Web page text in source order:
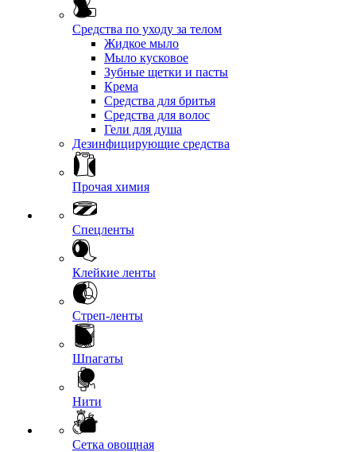
Средства по уходу за телом
Жидкое мыло
Мыло кусковое
Зубные щетки и пасты
Крема
Средства для бритья
Средства для волос
Гели для душа
Дезинфицирующие средства
Прочая химия
Спецленты
Клейкие ленты
Стреп-ленты
Шпагаты
Нити
Сетка овощная